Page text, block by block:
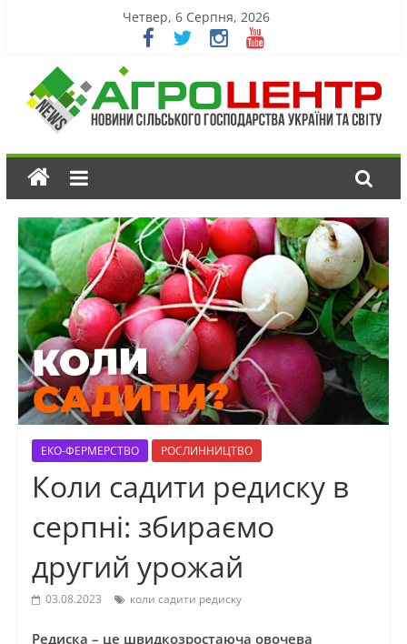
Четвер, 6 Серпня, 2026
ЕКО-ФЕРМЕРСТВО РОСЛИННИЦТВО
Коли садити редиску в
серпні: збираємо
другий урожай
03.08.2023 коли садити редиску
Редиска – це швидкозростаюча овочева